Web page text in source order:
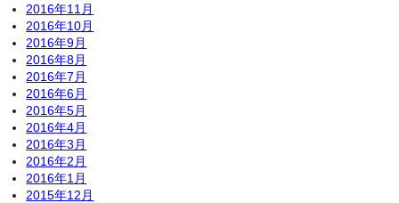
2016年11月
2016年10月
2016年9月
2016年8月
2016年7月
2016年6月
2016年5月
2016年4月
2016年3月
2016年2月
2016年1月
2015年12月